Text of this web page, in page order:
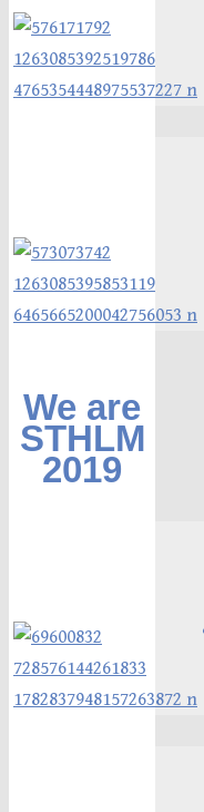
We are
STHLM
2019